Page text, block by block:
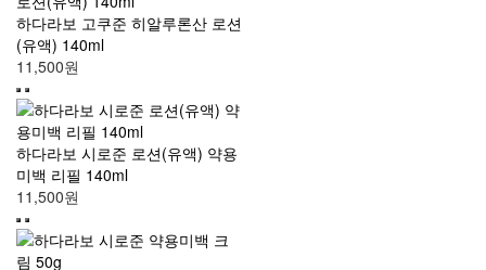
하다라보 고쿠준 히알루론산 로션
(유액) 140ml
11,500원
하다라보 시로준 로션(유액) 약용
미백 리필 140ml
11,500원